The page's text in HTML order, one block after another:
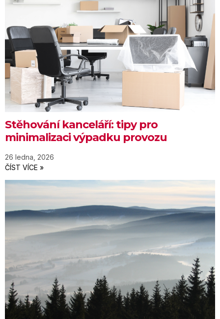
Stěhování kanceláří: tipy pro
minimalizaci výpadku provozu
26 ledna, 2026
ČÍST VÍCE »